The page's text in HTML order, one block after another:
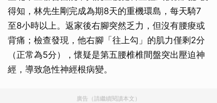
得知，林先生剛完成為期8天的重機環島，每天騎7
至8小時以上。返家後右腳突然乏力，但沒有腰痠或
背痛；檢查發現，他右腳「往上勾」的肌力僅剩2分
（正常為5分），懷疑是第五腰椎椎間盤突出壓迫神
經，導致急性神經根病變。
廣告（請繼續閱讀本文）